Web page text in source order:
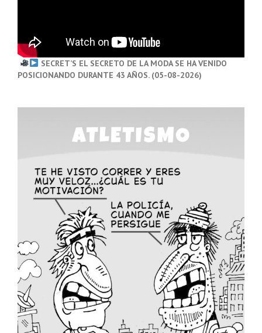
SECRET’S EL SECRETO DE LA MODA SE HA VENIDO
POSICIONANDO DURANTE 43 AÑOS. (05-08-2026)